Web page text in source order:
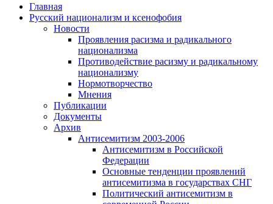
Главная
Русский национализм и ксенофобия
Новости
Проявления расизма и радикального
национализма
Противодействие расизму и радикальному
национализму
Нормотворчество
Мнения
Публикации
Документы
Архив
Антисемитизм 2003-2006
Антисемитизм в Российской
Федерации
Основные тенденции проявлений
антисемитизма в государствах СНГ
Политический антисемитизм в